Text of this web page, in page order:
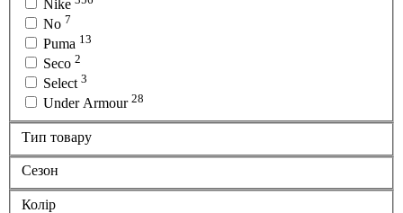
Nike
No 7
Puma 13
Seco 2
Select 3
Under Armour 28
Тип товару
Сезон
Колір